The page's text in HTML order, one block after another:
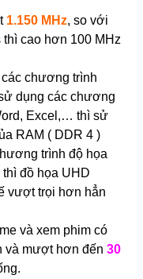
1.150 MHz, so với
cao hơn 100 MHz
chương trình
dụng các chương
Excel,… thì sử
RAM ( DDR 4 )
trình độ họa
đồ họa UHD
vượt trọi hơn hẳn
và xem phim có
và mượt hơn đến 30